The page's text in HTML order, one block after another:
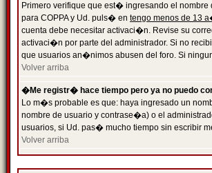
Primero verifique que est� ingresando el
para COPPA y Ud. puls� en tengo menos de 13
cuenta debe necesitar activaci�n. Revise su
activaci�n por parte del administrador. Si no
que usuarios an�nimos abusen del foro. Si
Volver arriba
�Me registr� hace tiempo pero ya no puedo
Lo m�s probable es que: haya ingresado un
nombre de usuario y contrase�a) o el
usuarios, si Ud. pas� mucho tiempo sin escribir
Volver arriba